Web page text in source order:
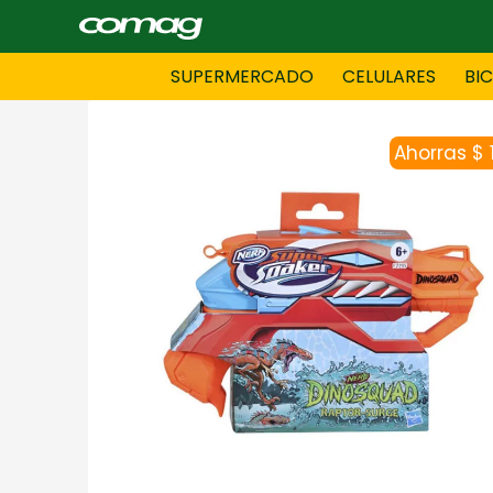
SUPERMERCADO CELULARES
DAMAS CONFECCIONES
HOMBRES CONFECCIONES
Ahorras $